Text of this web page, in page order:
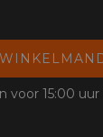
voor 15:00